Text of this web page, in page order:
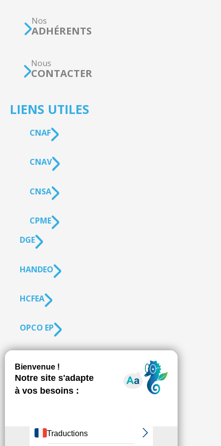
Nos
ADHÉRENTS
Nous
CONTACTER
LIENS UTILES
CNAF
CNAV
CNSA
CPME
DGE
HANDEO
HCFEA
OPCO EP
SUIVEZ-NOUS
S'inscrire à la